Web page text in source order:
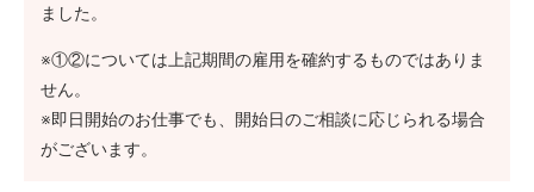
ました。
※①②については上記期間の雇用を確約するものではありま
せん。
※即日開始のお仕事でも、開始日のご相談に応じられる場合
がございます。